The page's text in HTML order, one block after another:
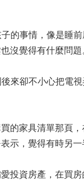
的事情，像是睡
沒覺得有什麼問題
來卻不小心把電
的家具清單那頁，
示，覺得有時另一
投資房產，在買房